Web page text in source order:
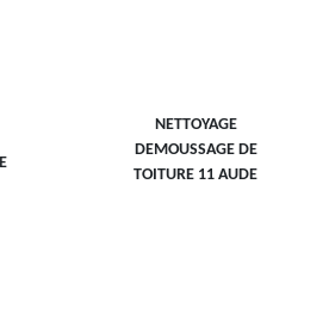
NETTOYAGE
DEMOUSSAGE DE
TOITURE 11 AUDE